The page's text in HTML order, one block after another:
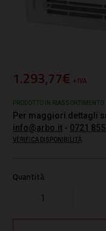
1.293,77€ + IVA
PRODOTTO IN RIASSORTIMENTO
Per maggiori dettagli
info@arbo.it - 0721
VERIFICA DISPONIBILITÀ
Quantità